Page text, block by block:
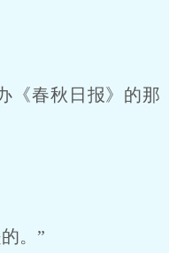
《春秋日报》的那
。”